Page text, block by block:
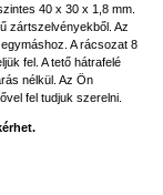
40 x 30 x 1,8 mm.
zártszelvényekből. Az
A rácsozat 8
fel. A tető hátrafelé
nélkül. Az Ön
fel tudjuk szerelni.